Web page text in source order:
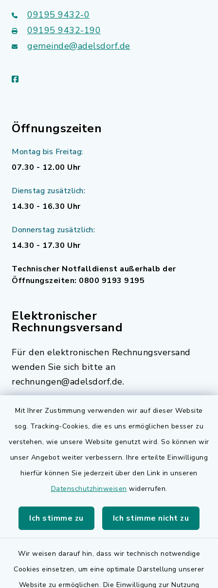
Mit Ihrer Zustimmung verwenden wir auf dieser Website
sog. Tracking-Cookies, die es uns ermöglichen besser zu
verstehen, wie unsere Website genutzt wird. So können wir
unser Angebot weiter verbessern. Ihre erteilte Einwilligung
hierfür können Sie jederzeit über den Link in unseren
Datenschutzhinweisen widerrufen.
Ich stimme zu Ich stimme nicht zu
Wir weisen darauf hin, dass wir technisch notwendige
Cookies einsetzen, um eine optimale Darstellung unserer
Website zu ermöglichen. Die Einwilligung zur Nutzung
09195 9432-0
09195 9432-190
gemeinde@adelsdorf.de
facebook
Öffnungszeiten
Montag bis Freitag:
07.30 - 12.00 Uhr
Dienstag zusätzlich:
14.30 - 16.30 Uhr
Donnerstag zusätzlich:
14.30 - 17.30 Uhr
Technischer Notfalldienst außerhalb der
Öffnungszeiten: 0800 9193 9195
Elektronischer
Rechnungsversand
Für den elektronischen Rechnungsversand
wenden Sie sich bitte an
rechnungen@adelsdorf.de.
Quicklinks
Bauen in Adelsdorf
BayernPortal
Landkreis Erlangen-Höchstadt